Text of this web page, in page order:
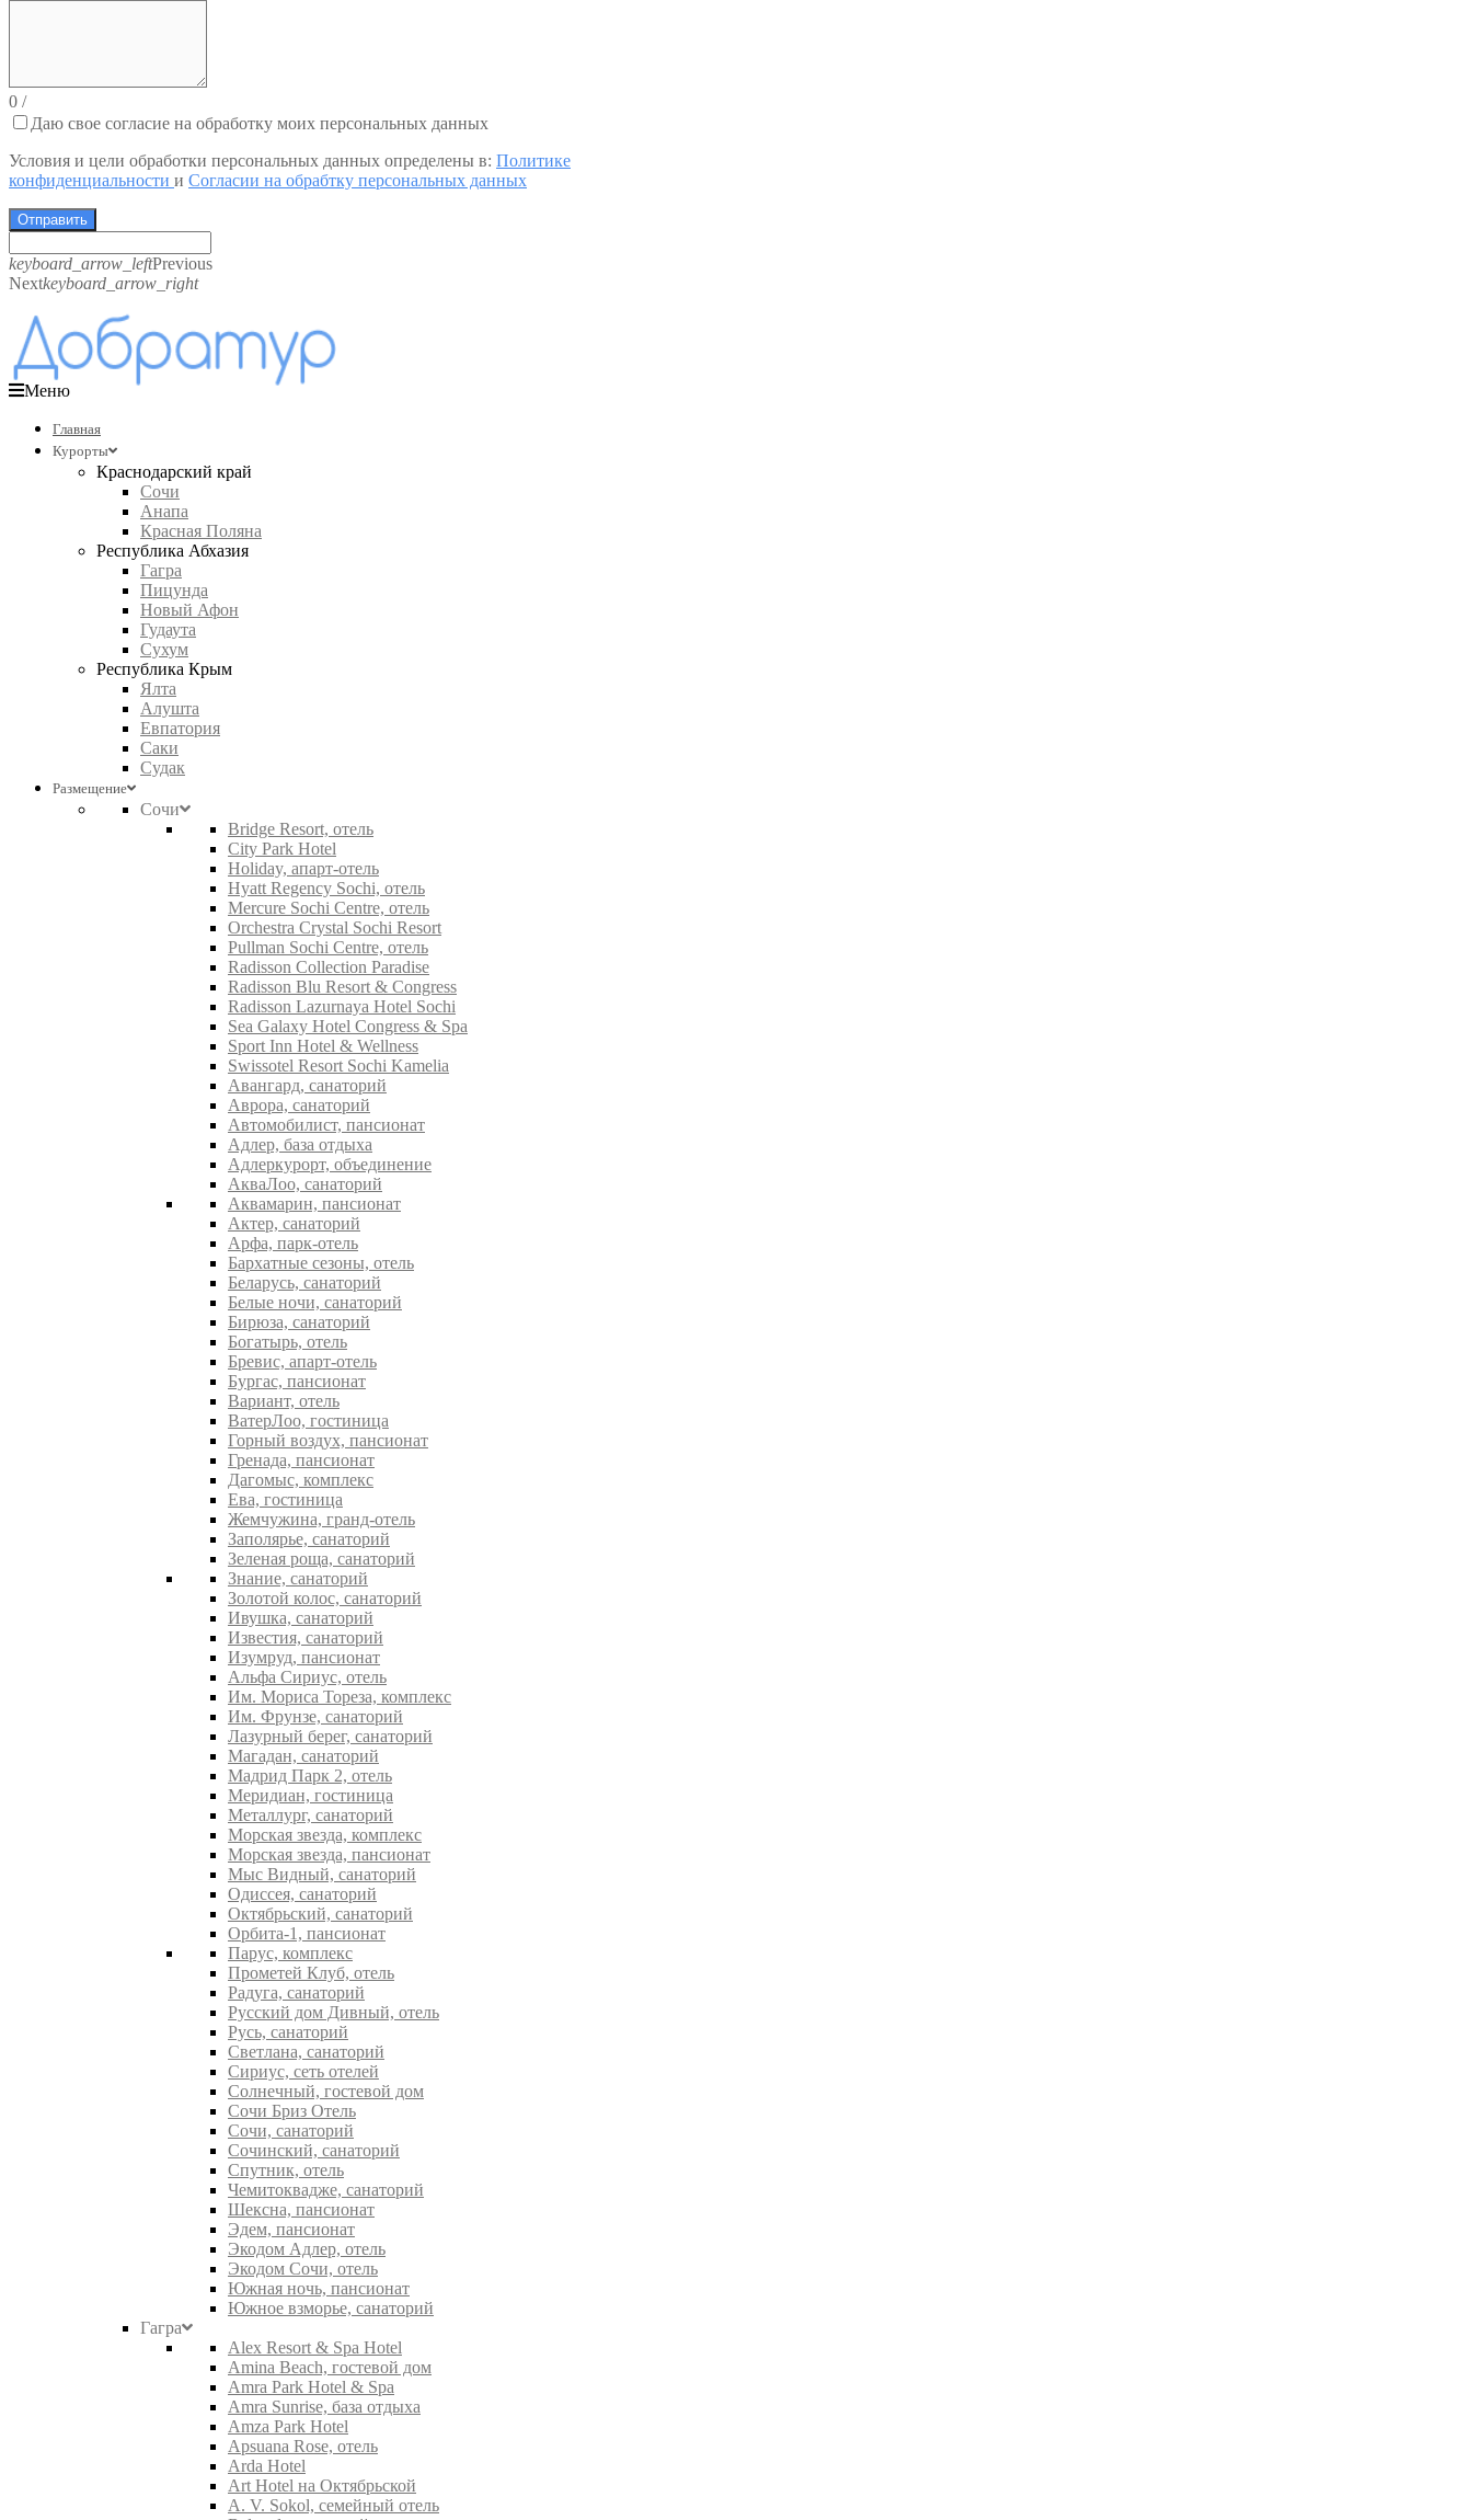
0 /
Даю свое согласие на обработку моих персональных данных
Условия и цели обработки персональных данных определены в: Политике
конфиденциальности и Согласии на обрабтку персональных данных
Отправить
keyboard_arrow_leftPrevious
Nextkeyboard_arrow_right
Меню
Главная
Курорты
Краснодарский край
Сочи
Анапа
Красная Поляна
Республика Абхазия
Гагра
Пицунда
Новый Афон
Гудаута
Сухум
Республика Крым
Ялта
Алушта
Евпатория
Саки
Судак
Размещение
Сочи
Bridge Resort, отель
City Park Hotel
Holiday, апарт-отель
Hyatt Regency Sochi, отель
Mercure Sochi Centre, отель
Orchestra Crystal Sochi Resort
Pullman Sochi Centre, отель
Radisson Collection Paradise
Radisson Blu Resort & Congress
Radisson Lazurnaya Hotel Sochi
Sea Galaxy Hotel Congress & Spa
Sport Inn Hotel & Wellness
Swissotel Resort Sochi Kamelia
Авангард, санаторий
Аврора, санаторий
Автомобилист, пансионат
Адлер, база отдыха
Адлеркурорт, объединение
АкваЛоо, санаторий
Аквамарин, пансионат
Актер, санаторий
Арфа, парк-отель
Бархатные сезоны, отель
Беларусь, санаторий
Белые ночи, санаторий
Бирюза, санаторий
Богатырь, отель
Бревис, апарт-отель
Бургас, пансионат
Вариант, отель
ВатерЛоо, гостиница
Горный воздух, пансионат
Гренада, пансионат
Дагомыс, комплекс
Ева, гостиница
Жемчужина, гранд-отель
Заполярье, санаторий
Зеленая роща, санаторий
Знание, санаторий
Золотой колос, санаторий
Ивушка, санаторий
Известия, санаторий
Изумруд, пансионат
Альфа Сириус, отель
Им. Мориса Тореза, комплекс
Им. Фрунзе, санаторий
Лазурный берег, санаторий
Магадан, санаторий
Мадрид Парк 2, отель
Меридиан, гостиница
Металлург, санаторий
Морская звезда, комплекс
Морская звезда, пансионат
Мыс Видный, санаторий
Одиссея, санаторий
Октябрьский, санаторий
Орбита-1, пансионат
Парус, комплекс
Прометей Клуб, отель
Радуга, санаторий
Русский дом Дивный, отель
Русь, санаторий
Светлана, санаторий
Сириус, сеть отелей
Солнечный, гостевой дом
Сочи Бриз Отель
Сочи, санаторий
Сочинский, санаторий
Спутник, отель
Чемитоквадже, санаторий
Шексна, пансионат
Эдем, пансионат
Экодом Адлер, отель
Экодом Сочи, отель
Южная ночь, пансионат
Южное взморье, санаторий
Гагра
Alex Resort & Spa Hotel
Amina Beach, гостевой дом
Amra Park Hotel & Spa
Amra Sunrise, база отдыха
Amza Park Hotel
Apsuana Rose, отель
Arda Hotel
Art Hotel на Октябрьской
A. V. Sokol, семейный отель